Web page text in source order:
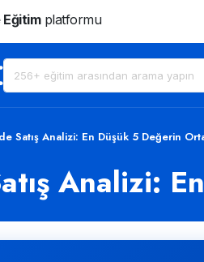
Eğitimplatformu
Satış Analizi: En Düşük 5 Değerin
Analizi: